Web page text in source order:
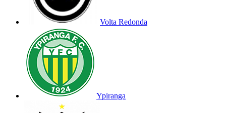
Volta Redonda
Ypiranga